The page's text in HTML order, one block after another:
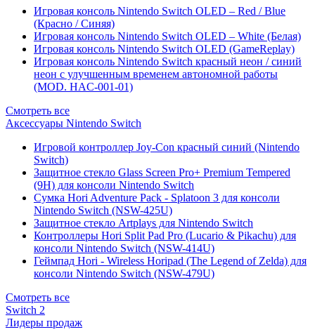
Игровая консоль Nintendo Switch OLED – Red / Blue
(Красно / Синяя)
Игровая консоль Nintendo Switch OLED – White (Белая)
Игровая консоль Nintendo Switch OLED (GameReplay)
Игровая консоль Nintendo Switch красный неон / синий
неон с улучшенным временем автономной работы
(MOD. HAC-001-01)
Смотреть все
Аксессуары Nintendo Switch
Игровой контроллер Joy-Con красный синий (Nintendo
Switch)
Защитное стекло Glass Screen Pro+ Premium Tempered
(9H) для консоли Nintendo Switch
Сумка Hori Adventure Pack - Splatoon 3 для консоли
Nintendo Switch (NSW-425U)
Защитное стекло Artplays для Nintendo Switch
Контроллеры Hori Split Pad Pro (Lucario & Pikachu) для
консоли Nintendo Switch (NSW-414U)
Геймпад Hori - Wireless Horipad (The Legend of Zelda) для
консоли Nintendo Switch (NSW-479U)
Смотреть все
Switch 2
Лидеры продаж